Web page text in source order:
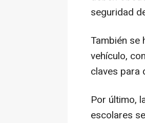
seguridad
También se
vehículo,
claves para
Por último,
escolares